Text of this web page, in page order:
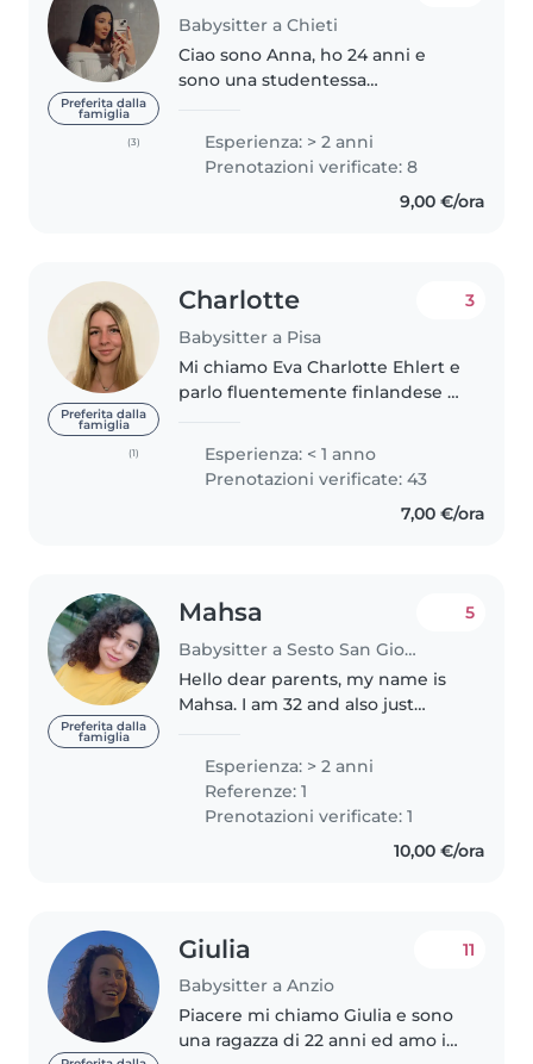
Preferita dalla
famiglia
(3)
Babysitter a Chieti
Ciao sono Anna, ho 24 anni e
sono una studentessa
come baby-sitter per questo
sono preparata nel: -Gestire e
sorvegliare i bambini:
Esperienza: > 2 anni
Prenotazioni verificate: 8
9,00 €/ora
Preferita dalla
famiglia
(1)
Charlotte
Babysitter a Pisa
3
Mi chiamo Eva Charlotte Ehlert e
parlo fluentemente finlandese e
lavorare con bambini sia all'asilo
che in campi estivi, oltre ad aver
offerto servizi..
Esperienza: < 1 anno
Prenotazioni verificate: 43
7,00 €/ora
Preferita dalla
famiglia
Mahsa
Babysitter a Sesto San Giovanni
5
Hello dear parents, my name is
Mahsa. I am 32 and also just
family, I have helped to take care
of my younger siblings..
Esperienza: > 2 anni
Referenze: 1
Prenotazioni verificate: 1
10,00 €/ora
Giulia
Babysitter a Anzio
11
Piacere mi chiamo Giulia e sono
una ragazza di 22 anni ed amo i